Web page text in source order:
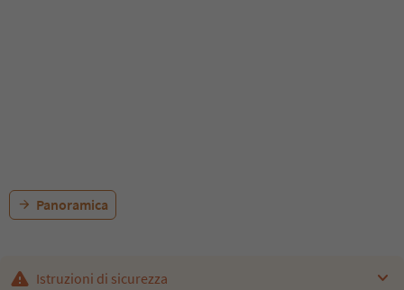
Panoramica
Istruzioni di sicurezza